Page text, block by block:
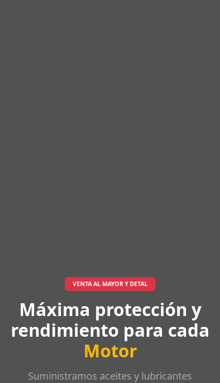
VENTA AL MAYOR Y DETAL
Máxima protección y
rendimiento para cada
Motor
Suministramos aceites y lubricantes